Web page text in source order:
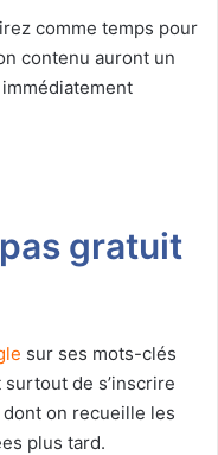
comme temps pour
contenu auront un
pas gratuit
sur ses mots-clés
de s’inscrire
on recueille les
plus tard.